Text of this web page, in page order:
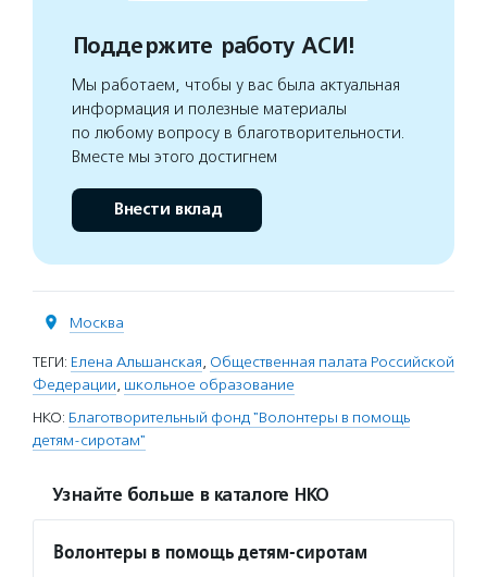
Поддержите работу АСИ!
Мы работаем, чтобы у вас была актуальная
информация и полезные материалы
по любому вопросу в благотворительности.
Вместе мы этого достигнем
Внести вклад
Москва
ТЕГИ: Елена Альшанская, Общественная палата Российской
Федерации, школьное образование
НКО: Благотворительный фонд "Волонтеры в помощь
детям-сиротам"
Узнайте больше в каталоге НКО
Волонтеры в помощь детям-сиротам